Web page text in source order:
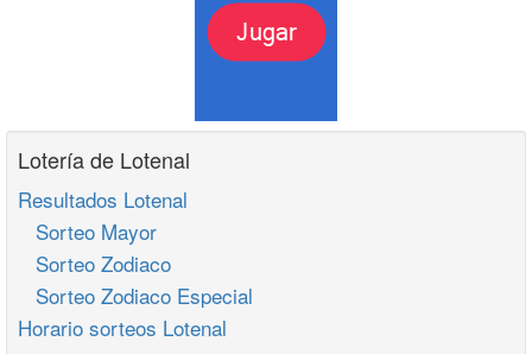
Lotería de Lotenal
Resultados Lotenal
Sorteo Mayor
Sorteo Zodiaco
Sorteo Zodiaco Especial
Horario sorteos Lotenal